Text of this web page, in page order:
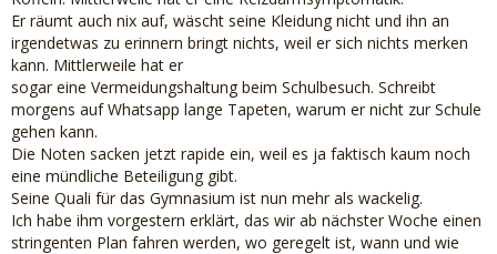
Er räumt auch nix auf, wäscht seine Kleidung nicht und ihn an
irgendetwas zu erinnern bringt nichts, weil er sich nichts merken
kann. Mittlerweile hat er
sogar eine Vermeidungshaltung beim Schulbesuch. Schreibt
morgens auf Whatsapp lange Tapeten, warum er nicht zur Schule
gehen kann.
Die Noten sacken jetzt rapide ein, weil es ja faktisch kaum noch
eine mündliche Beteiligung gibt.
Seine Quali für das Gymnasium ist nun mehr als wackelig.
Ich habe ihm vorgestern erklärt, das wir ab nächster Woche einen
stringenten Plan fahren werden, wo geregelt ist, wann und wie